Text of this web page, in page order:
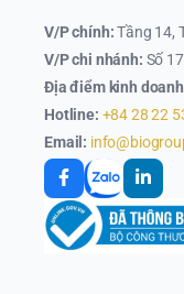
V/P chính:Tầng 14,
V/P chi nhánh: Số
Địa điểm kinh
Hotline: +84 28 22
Email: